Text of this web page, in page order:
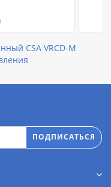
CSA VRCD-M
ПОДПИСАТЬСЯ